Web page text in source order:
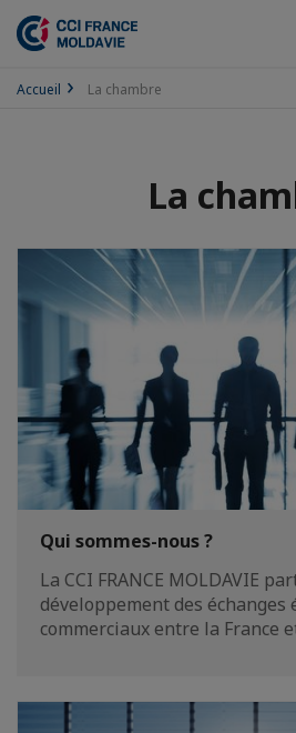
Accueil La chambre
La
Qui sommes-nous ?
La CCI FRANCE MOLDAVIE
développement des échanges
commerciaux entre la France